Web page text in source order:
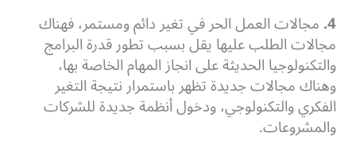
4. مجالات العمل الحر في تغير دائم ومستمر، فهناك
مجالات الطلب عليها يقل بسبب تطور قدرة البرامج
والتكنولوجيا الحديثة على انجاز المهام الخاصة بها،
وهناك مجالات جديدة تظهر باستمرار نتيجة التغير
الفكري والتكنولوجي، ودخول أنظمة جديدة للشركات
والمشروعات.